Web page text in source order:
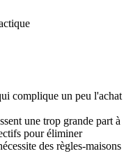
complique un peu l'achat
une trop grande part à
pour éliminer
des règles-maisons